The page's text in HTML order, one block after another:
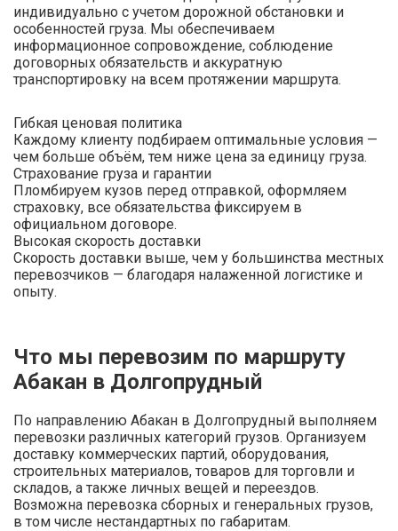
индивидуально с учетом дорожной обстановки и
особенностей груза. Мы обеспечиваем
информационное сопровождение, соблюдение
договорных обязательств и аккуратную
транспортировку на всем протяжении маршрута.
Гибкая ценовая политика
Каждому клиенту подбираем оптимальные условия —
чем больше объём, тем ниже цена за единицу груза.
Страхование груза и гарантии
Пломбируем кузов перед отправкой, оформляем
страховку, все обязательства фиксируем в
официальном договоре.
Высокая скорость доставки
Скорость доставки выше, чем у большинства местных
перевозчиков — благодаря налаженной логистике и
опыту.
Что мы перевозим по маршруту
Абакан в Долгопрудный
По направлению Абакан в Долгопрудный выполняем
перевозки различных категорий грузов. Организуем
доставку коммерческих партий, оборудования,
строительных материалов, товаров для торговли и
складов, а также личных вещей и переездов.
Возможна перевозка сборных и генеральных грузов,
в том числе нестандартных по габаритам.